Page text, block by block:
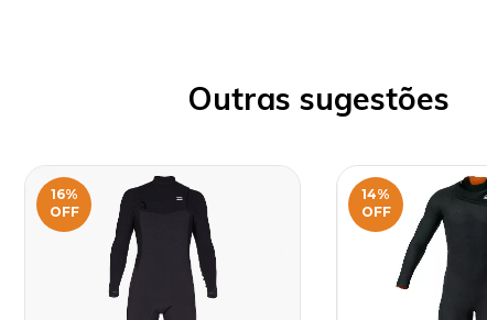
Outras sugestões
16%
OFF
14%
OFF